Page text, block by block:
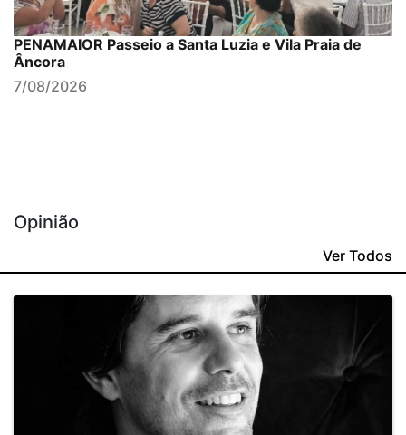
PENAMAIOR Passeio a Santa Luzia e Vila Praia de
Âncora
7/08/2026
Opinião
Ver Todos